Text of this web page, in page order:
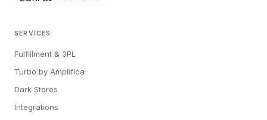
SERVICES
Fulfillment & 3PL
Turbo by Amplifica
Dark Stores
Integrations